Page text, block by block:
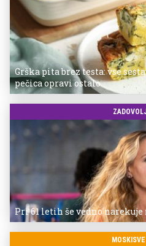
Grška pita brez testa: vse
pečica opravi ostalo
Pri 61 letih še vedno